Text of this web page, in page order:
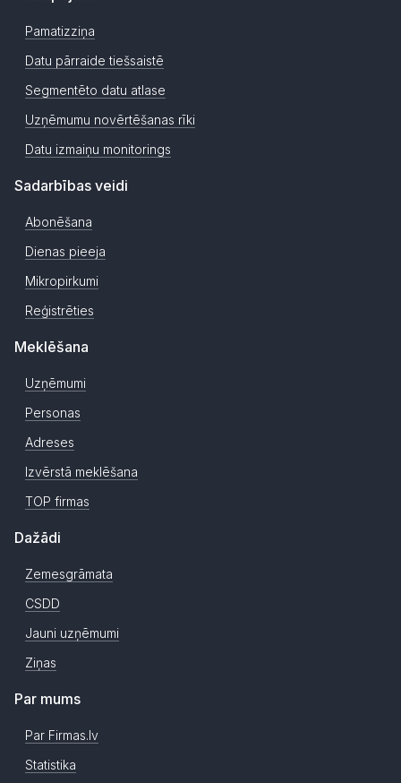
Pamatizziņa
Datu pārraide tiešsaistē
Segmentēto datu atlase
Uzņēmumu novērtēšanas rīki
Datu izmaiņu monitorings
Sadarbības veidi
Abonēšana
Dienas pieeja
Mikropirkumi
Reģistrēties
Meklēšana
Uzņēmumi
Personas
Adreses
Izvērstā meklēšana
TOP firmas
Dažādi
Zemesgrāmata
CSDD
Jauni uzņēmumi
Ziņas
Par mums
Par Firmas.lv
Statistika